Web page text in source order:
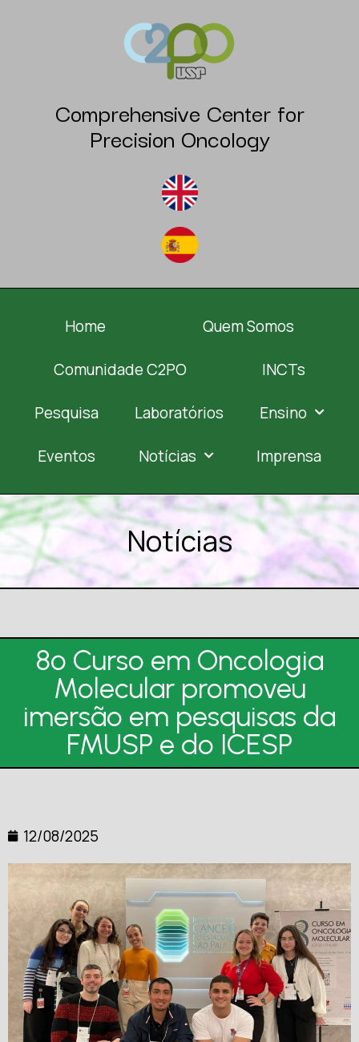
Comprehensive Center for
Precision Oncology
Home Quem Somos
Comunidade C2PO INCTs
Pesquisa Laboratórios Ensino
Eventos Notícias Imprensa
Notícias
8º Curso em Oncologia
Molecular promoveu
imersão em pesquisas da
FMUSP e do ICESP
12/08/2025